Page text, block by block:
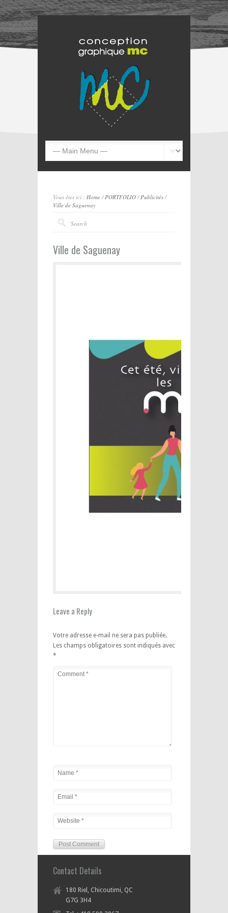
Vous êtes ici : Home/PORTFOLIO/Publicités/
Ville de Saguenay
Ville de Saguenay
Leave a Reply
Votre adresse e-mail ne sera pas publiée.
Les champs obligatoires sont indiqués avec
*
Contact Details
180 Riel, Chicoutimi, QC
G7G 3H4